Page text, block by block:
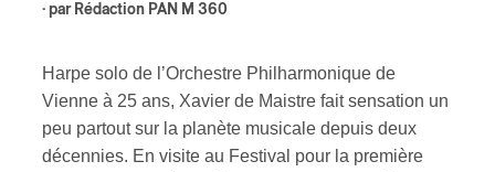
· par Rédaction PAN M 360
Harpe solo de l’Orchestre Philharmonique de
Vienne à 25 ans, Xavier de Maistre fait sensation un
peu partout sur la planète musicale depuis deux
décennies. En visite au Festival pour la première